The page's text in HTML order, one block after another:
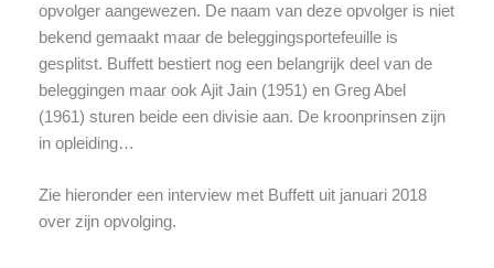
opvolger aangewezen. De naam van deze opvolger is niet
bekend gemaakt maar de beleggingsportefeuille is
gesplitst. Buffett bestiert nog een belangrijk deel van de
beleggingen maar ook Ajit Jain (1951) en Greg Abel
(1961) sturen beide een divisie aan. De kroonprinsen zijn
in opleiding…
Zie hieronder een interview met Buffett uit januari 2018
over zijn opvolging.